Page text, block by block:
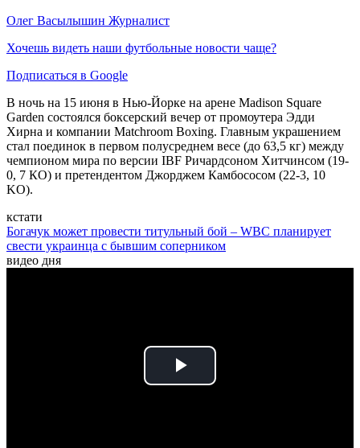
Олег Васылышин Журналист
Хочешь видеть наши футбольные новости чаще?
Подписаться в Google
В ночь на 15 июня в Нью-Йорке на арене Madison Square
Garden состоялся боксерский вечер от промоутера Эдди
Хирна и компании Matchroom Boxing. Главным украшением
стал поединок в первом полусреднем весе (до 63,5 кг) между
чемпионом мира по версии IBF Ричардсоном Хитчинсом (19-
0, 7 КО) и претендентом Джорджем Камбососом (22-3, 10
KO).
кстати
Богачук может провести титульный бой – WBC планирует
свести украинца с бывшим соперником
видео дня
Play